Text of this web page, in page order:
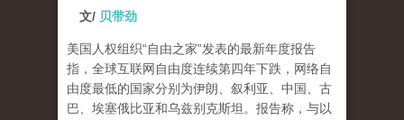
文/ 贝带劲
美国人权组织“自由之家”发表的最新年度报告
指，全球互联网自由度连续第四年下跌，网络自
由度最低的国家分别为伊朗、叙利亚、中国、古
巴、埃塞俄比亚和乌兹别克斯坦。报告称，与以